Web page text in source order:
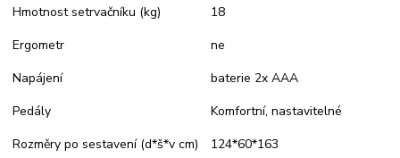
Hmotnost setrvačníku (kg)
18
Ergometr
ne
Napájení
baterie 2x AAA
Pedály
Komfortní, nastavitelné
Rozměry po sestavení (d*š*v cm)
124*60*163